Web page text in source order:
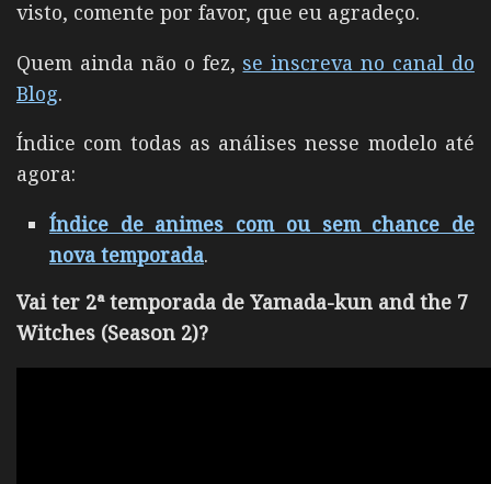
visto, comente por favor, que eu agradeço.
Quem ainda não o fez, se inscreva no canal do
Blog.
Índice com todas as análises nesse modelo até
agora:
Índice de animes com ou sem chance de
nova temporada.
Vai ter 2ª temporada de Yamada-kun and the 7
Witches (Season 2)?